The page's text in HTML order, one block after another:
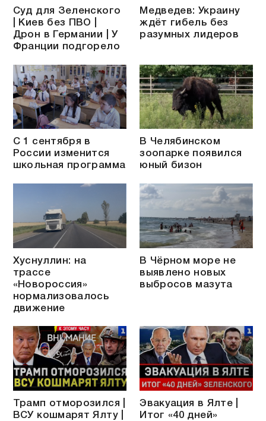
Суд для Зеленского
| Киев без ПВО |
Дрон в Германии | У
Франции подгорело
Медведев: Украину
ждёт гибель без
разумных лидеров
С 1 сентября в
России изменится
школьная программа
В Челябинском
зоопарке появился
юный бизон
Хуснуллин: на
трассе
«Новороссия»
нормализовалось
движение
В Чёрном море не
выявлено новых
выбросов мазута
Трамп отморозился |
ВСУ кошмарят Ялту |
Эвакуация в Ялте |
Итог «40 дней»